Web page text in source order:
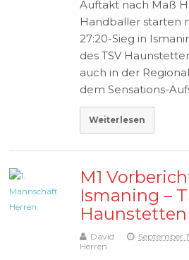
Auftakt nach Maß
Handballer starten
27:20-Sieg in
des TSV
auch in der
dem Sensations-
Weiterlesen
M1
Ismaning –
Haunstetten
David September
Herren